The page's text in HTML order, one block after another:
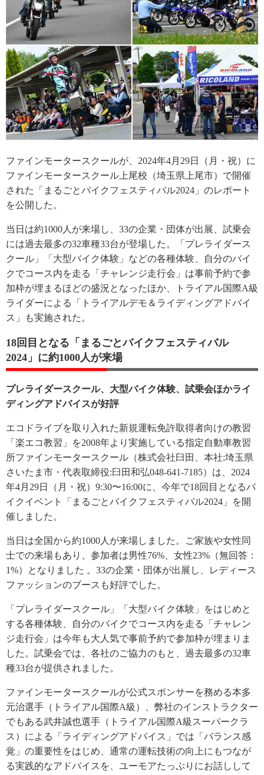
ファインモータースクールが、2024年4月29日（月・祝）に
ファインモータースクール上尾校（埼玉県上尾市）で開催
された「まるごとバイクフェスティバル2024」のレポート
を公開した。
当日は約1000人が来場し、33の企業・団体が出展、試乗会
には過去最多の32車種33台が登場した。「プレライダース
クール」「大型バイク体験」などの各種体験、自分のバイ
クでコース内を走る「チャレンジ走行会」は事前予約で参
加枠が埋まるほどの盛況となったほか、トライアル国際A級
ライダーによる「トライアルデモ＆ライディングアドバイ
ス」も実施された。
18回目となる「まるごとバイクフェスティバル
2024」に約1000人が来場
プレライダースクール、大型バイク体験、試乗会ほかライ
ディングアドバイスが好評
エコドライブを取り入れた新規運転免許取得者向けの教習
「楽エコ教習」を2008年より実施している指定自動車教習
所ファインモータースクール（株式会社臼田、本社:埼玉県
さいたま市・代表取締役:臼田和弘048-641-7185）は、2024
年4月29日（月・祝）9:30〜16:00に、今年で18回目となるバ
イクイベント「まるごとバイクフェスティバル2024」を開
催しました。
当日は全国から約1000人が来場しました。ご家族や女性同
士での来場もあり、参加者は男性76%、女性23%（無回答：
1%）となりました 。33の企業・団体が出展し、レディース
ファッションのブースも好評でした。
「プレライダースクール」「大型バイク体験」をはじめと
する各種体験、自分のバイクでコース内を走る「チャレン
ジ走行会」は今年も大人気で事前予約で参加枠が埋まりま
した。試乗会では、各社のご協力のもと、過去最多の32車
種33台が提供されました。
ファインモータースクールが公式スポンサーを務める本多
元治選手（トライアル国際A級）、弊社のインストラクター
でもある武井誠也選手（トライアル国際A級スーパークラ
ス）による「ライディングアドバイス」では「バランス感
覚」の重要性をはじめ、通常の運転技術の向上にもつなが
る実践的なアドバイスを、ユーモアたっぷりにお話しして